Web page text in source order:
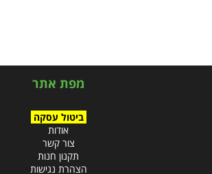
מפת אתר
ביטול עסקה
אודות
צור קשר
תקנון חנות
הצהרת נגישות